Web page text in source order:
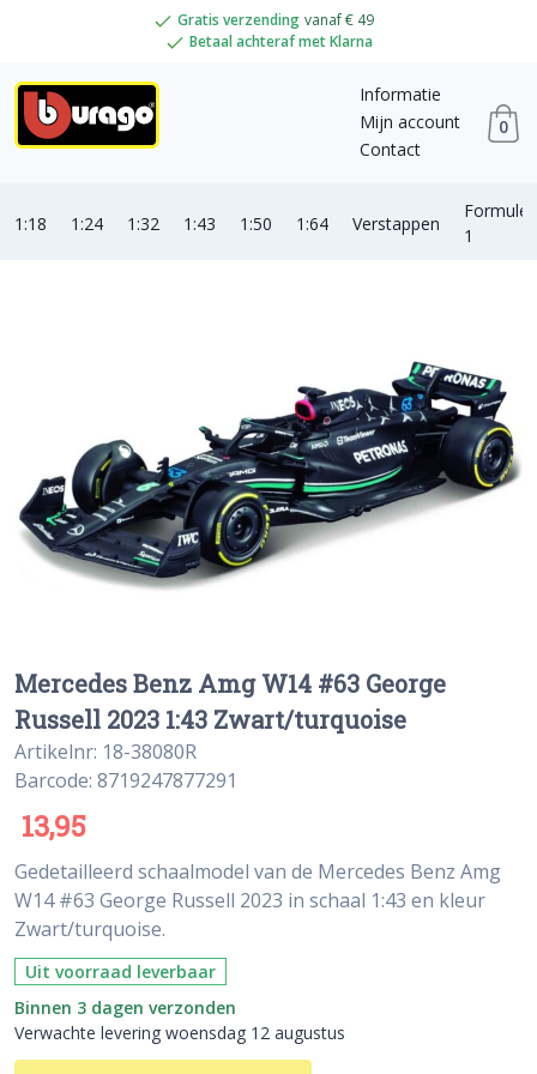
Gratis verzending vanaf € 49
Betaal achteraf met Klarna
Informatie
Mijn account
Contact
0
1:18 1:24 1:32 1:43 1:50 1:64 Verstappen
Formule
1
Mercedes Benz Amg W14 #63 George
Russell 2023 1:43 Zwart/turquoise
Artikelnr: 18-38080R
Barcode: 8719247877291
13,95
Gedetailleerd schaalmodel van de Mercedes Benz Amg
W14 #63 George Russell 2023 in schaal 1:43 en kleur
Zwart/turquoise.
Uit voorraad leverbaar
Binnen 3 dagen verzonden
Verwachte levering woensdag 12 augustus